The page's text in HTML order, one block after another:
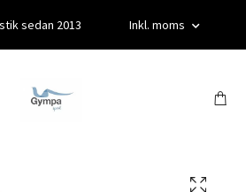
sedan 2013 Inkl. moms